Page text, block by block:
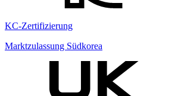
KC-Zertifizierung
Marktzulassung Südkorea